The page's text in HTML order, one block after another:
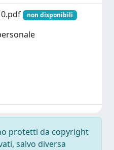
non disponibili
protetti da copyright
salvo diversa